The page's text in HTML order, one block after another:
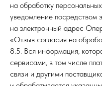
на обработку
уведомление посредством
на электронный адрес
«Отзыв согласия на
8.5. Вся информация,
сервисами, в том числе
связи и другими